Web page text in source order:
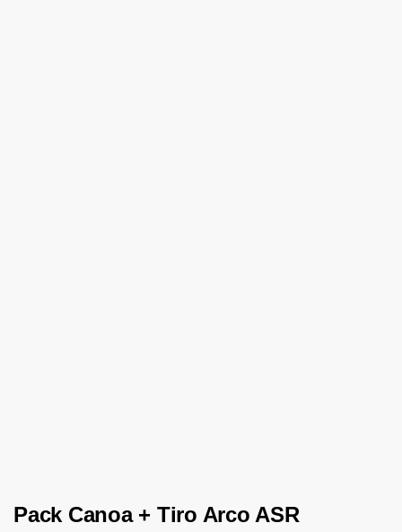
Pack Canoa + Tiro Arco ASR